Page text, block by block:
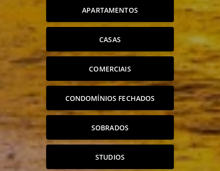
APARTAMENTOS
CASAS
COMERCIAIS
CONDOMÍNIOS FECHADOS
SOBRADOS
STUDIOS